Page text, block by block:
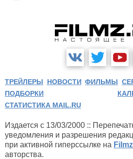
ТРЕЙЛЕРЫ НОВОСТИ ФИЛЬМЫ
ПОДБОРКИ
СТАТИСТИКА MAIL.RU
Издается с 13/03/2000 ::
уведомления и разрешения
при активной гиперссылке на
авторства.